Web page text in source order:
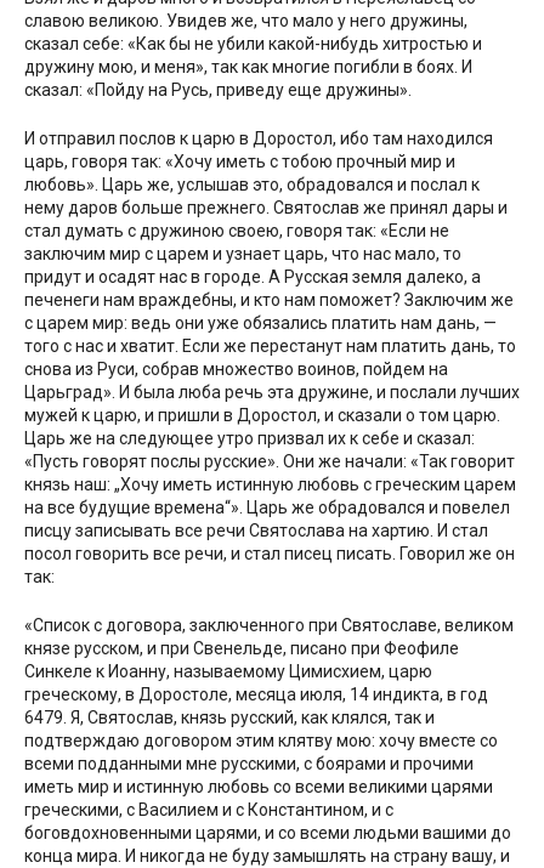
славою великою. Увидев же, что мало у него дружины,
сказал себе: «Как бы не убили какой-нибудь хитростью и
дружину мою, и меня», так как многие погибли в боях. И
сказал: «Пойду на Русь, приведу еще дружины».
И отправил послов к царю в Доростол, ибо там находился
царь, говоря так: «Хочу иметь с тобою прочный мир и
любовь». Царь же, услышав это, обрадовался и послал к
нему даров больше прежнего. Святослав же принял дары и
стал думать с дружиною своею, говоря так: «Если не
заключим мир с царем и узнает царь, что нас мало, то
придут и осадят нас в городе. А Русская земля далеко, а
печенеги нам враждебны, и кто нам поможет? Заключим же
с царем мир: ведь они уже обязались платить нам дань, —
того с нас и хватит. Если же перестанут нам платить дань, то
снова из Руси, собрав множество воинов, пойдем на
Царьград». И была люба речь эта дружине, и послали лучших
мужей к царю, и пришли в Доростол, и сказали о том царю.
Царь же на следующее утро призвал их к себе и сказал:
«Пусть говорят послы русские». Они же начали: «Так говорит
князь наш: „Хочу иметь истинную любовь с греческим царем
на все будущие времена“». Царь же обрадовался и повелел
писцу записывать все речи Святослава на хартию. И стал
посол говорить все речи, и стал писец писать. Говорил же он
так:
«Список с договора, заключенного при Святославе, великом
князе русском, и при Свенельде, писано при Феофиле
Синкеле к Иоанну, называемому Цимисхием, царю
греческому, в Доростоле, месяца июля, 14 индикта, в год
6479. Я, Святослав, князь русский, как клялся, так и
подтверждаю договором этим клятву мою: хочу вместе со
всеми подданными мне русскими, с боярами и прочими
иметь мир и истинную любовь со всеми великими царями
греческими, с Василием и с Константином, и с
боговдохновенными царями, и со всеми людьми вашими до
конца мира. И никогда не буду замышлять на страну вашу, и